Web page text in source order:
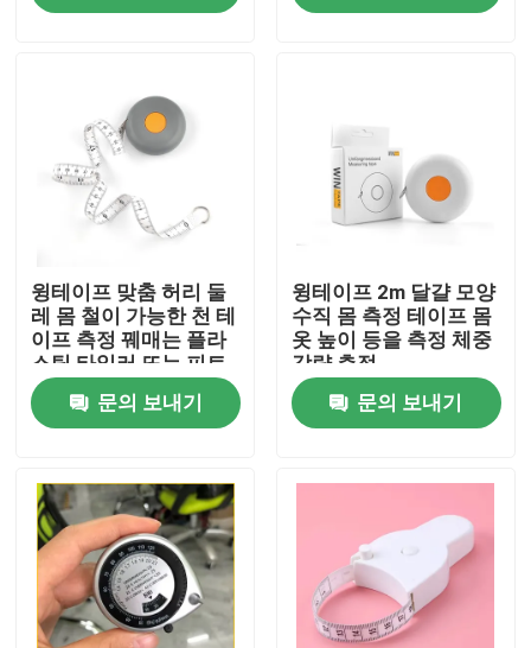
우리에 대하여
공장 여행
연락주세요
인용문을 요구하세요
줄자에게 입히기
레이저 방법 테이프
개별적 재봉 줄자
윙테이프 맞춤 허리 둘
레 몸 철이 가능한 천 테
이프 측정 꿰매는 플라
스틱 타일러 또는 피트
니스 측정 테이프
문의 보내기
윙테이프 2m 달걀 모양
수직 몸 측정 테이프 몸
옷 높이 등을 측정 체중
감량 측정
문의 보내기